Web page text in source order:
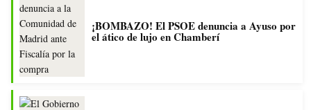
¡BOMBAZO! El PSOE denuncia a Ayuso por
el ático de lujo en Chamberí